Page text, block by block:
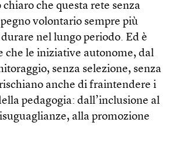
che questa rete senza
volontario sempre più
nel lungo periodo. Ed è
che le iniziative autonome, dal
senza selezione, senza
anche di fraintendere i
pedagogia: dall’inclusione al
alla promozione